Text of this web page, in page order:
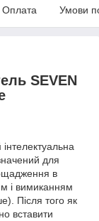
Оплата Умови
SEVEN
інтелектуальна
для
в
і вимиканням
Після того як
вставити